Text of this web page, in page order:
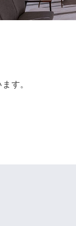
す。